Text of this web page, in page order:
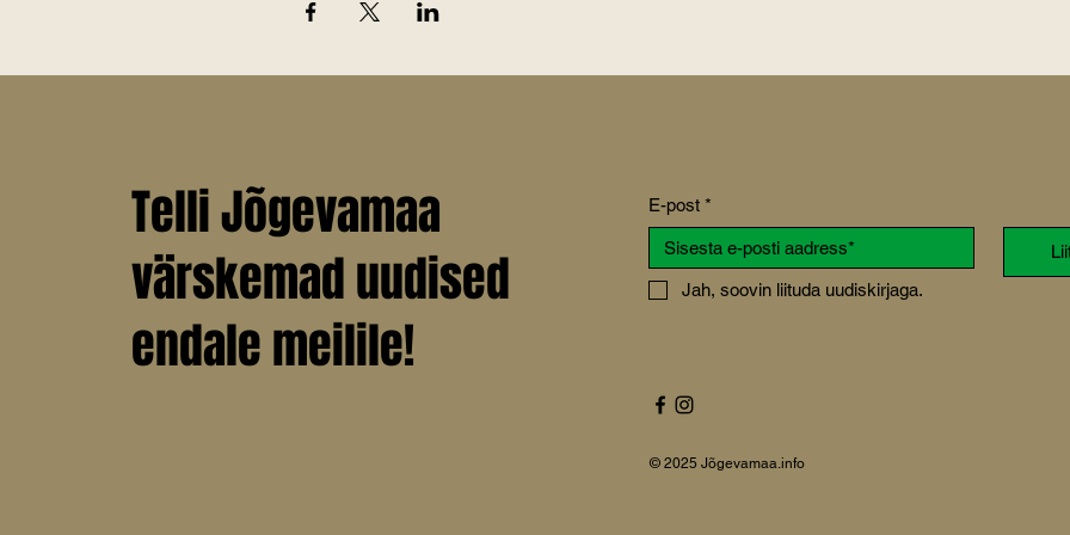
Telli Jõgevamaa
värskemad uudised
endale meilile!
E-post *
Jah, soovin liituda uudiskirjaga.
© 2025 Jõgevamaa.info